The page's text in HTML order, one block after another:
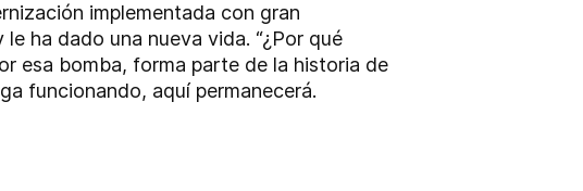
implementada con gran
ha dado una nueva vida. “¿Por qué
esa bomba, forma parte de la historia de
funcionando, aquí permanecerá.